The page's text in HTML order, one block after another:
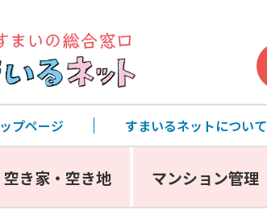
プページ すまいるネットについて
空き家・空き地 マンション管理